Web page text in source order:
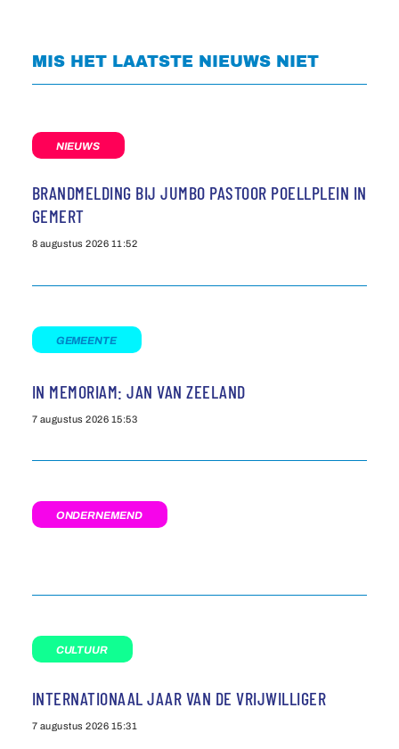
MIS HET LAATSTE NIEUWS NIET
NIEUWS
BRANDMELDING BIJ JUMBO PASTOOR POELLPLEIN IN
GEMERT
8 augustus 2026 11:52
GEMEENTE
IN MEMORIAM: JAN VAN ZEELAND
7 augustus 2026 15:53
ONDERNEMEND
CULTUUR
INTERNATIONAAL JAAR VAN DE VRIJWILLIGER
7 augustus 2026 15:31